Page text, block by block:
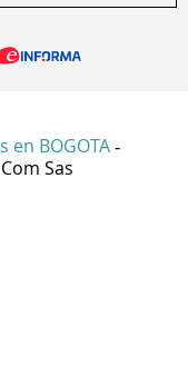
en BOGOTA -
Sas